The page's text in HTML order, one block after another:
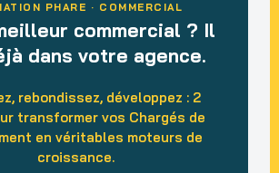
PHARE · COMMERCIAL
commercial ? Il
dans votre agence.
rebondissez, développez : 2
transformer vos Chargés de
en véritables moteurs de
croissance.